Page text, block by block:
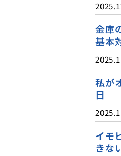
金庫
基本
私が
日
イモ
きな